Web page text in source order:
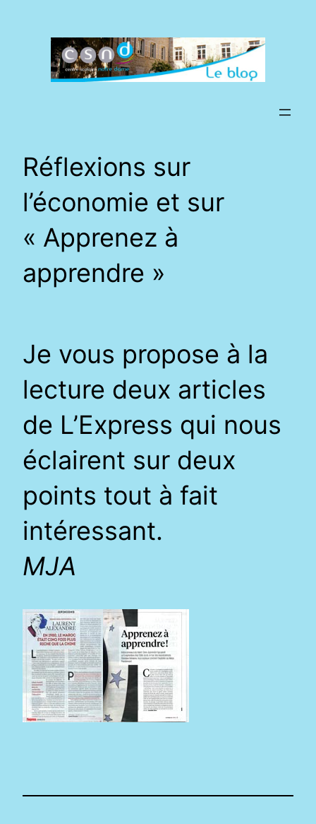
Réflexions sur
l’économie et sur
« Apprenez à
apprendre »
Je vous propose à la
lecture deux articles
de L’Express qui nous
éclairent sur deux
points tout à fait
intéressant.
MJA